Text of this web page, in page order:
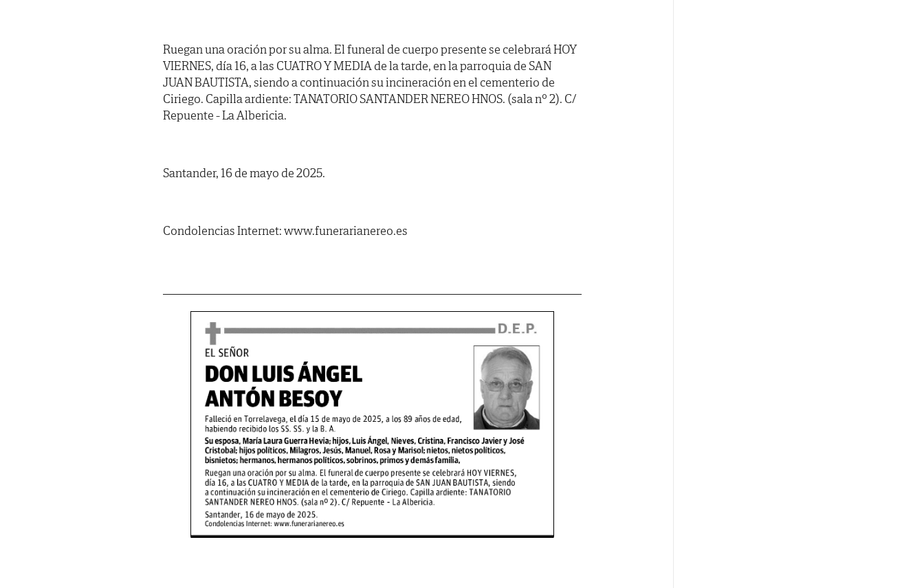
Ruegan una oración por su alma. El funeral de cuerpo presente se celebrará HOY
VIERNES, día 16, a las CUATRO Y MEDIA de la tarde, en la parroquia de SAN
JUAN BAUTISTA, siendo a continuación su incineración en el cementerio de
Ciriego. Capilla ardiente: TANATORIO SANTANDER NEREO HNOS. (sala nº 2). C/
Repuente - La Albericia.
Santander, 16 de mayo de 2025.
Condolencias Internet: www.funerarianereo.es